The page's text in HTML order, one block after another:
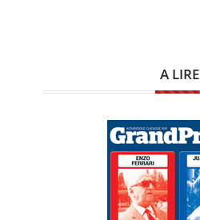
A LIRE